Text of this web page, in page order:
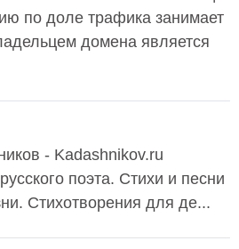
по доле трафика занимает
домена является
- Kadashnikov.ru
поэта. Стихи и песни
Стихотворения для де...